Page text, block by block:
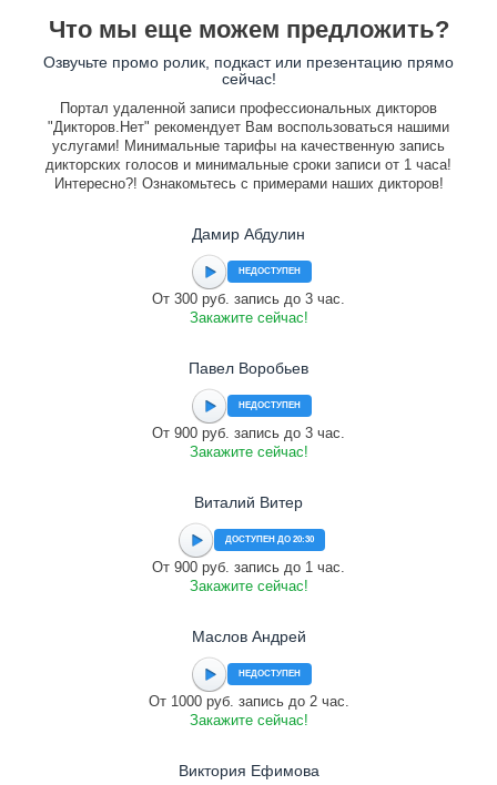
Что мы еще можем предложить?
Озвучьте промо ролик, подкаст или презентацию прямо
сейчас!
Портал удаленной записи профессиональных дикторов
"Дикторов.Нет" рекомендует Вам воспользоваться нашими
услугами! Минимальные тарифы на качественную запись
дикторских голосов и минимальные сроки записи от 1 часа!
Интересно?! Ознакомьтесь с примерами наших дикторов!
Дамир Абдулин
НЕДОСТУПЕН
От 300 руб. запись до 3 час.
Закажите сейчас!
Павел Воробьев
НЕДОСТУПЕН
От 900 руб. запись до 3 час.
Закажите сейчас!
Виталий Витер
ДОСТУПЕН ДО 20:30
От 900 руб. запись до 1 час.
Закажите сейчас!
Маслов Андрей
НЕДОСТУПЕН
От 1000 руб. запись до 2 час.
Закажите сейчас!
Виктория Ефимова